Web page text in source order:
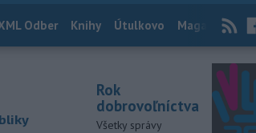
Odber Knihy Útulkovo Magazín
Rok
dobrovoľníctva
Všetky správy